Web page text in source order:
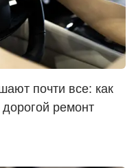
почти все: как
ремонт